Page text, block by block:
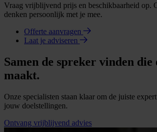
Vraag vrijblijvend prijs en beschikbaarheid op.
denken persoonlijk met je mee.
Offerte aanvragen
Laat je adviseren
Samen de spreker vinden
maakt.
Onze specialisten staan klaar om de juiste
jouw doelstellingen.
Ontvang vrijblijvend advies